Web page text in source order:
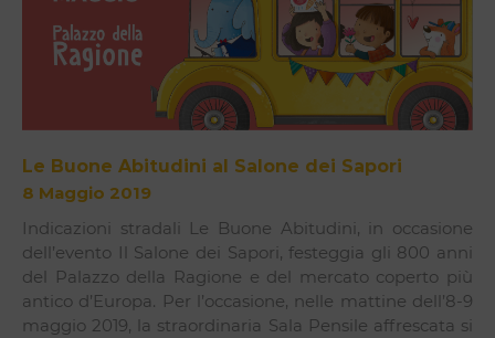
Le Buone Abitudini al Salone dei Sapori
8 Maggio 2019
Indicazioni stradali Le Buone Abitudini, in occasione
dell’evento Il Salone dei Sapori, festeggia gli 800 anni
del Palazzo della Ragione e del mercato coperto più
antico d’Europa. Per l’occasione, nelle mattine dell’8-9
maggio 2019, la straordinaria Sala Pensile affrescata si